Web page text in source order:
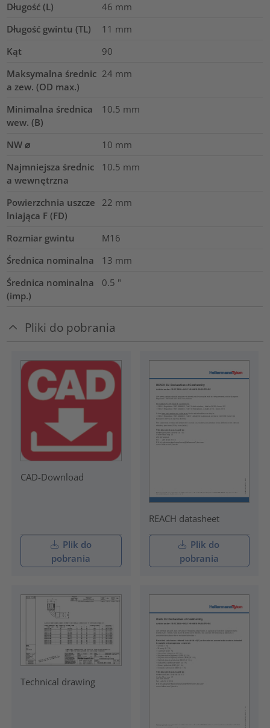
Długość (L) 46 mm
Długość gwintu (TL)
11 mm
Kąt
90
Maksymalna średnic
a zew. (OD max.)
24 mm
Minimalna średnica
wew. (B)
10.5 mm
NW ⌀ 10 mm
Najmniejsza średnic
a wewnętrzna
10.5 mm
Powierzchnia uszcze
lniająca F (FD)
22 mm
Rozmiar gwintu
M16
Średnica nominalna
13 mm
Średnica nominalna
(imp.)
0.5 "
Pliki do pobrania
CAD-Download
Plik do
pobrania
REACH datasheet
Plik do
pobrania
Technical drawing